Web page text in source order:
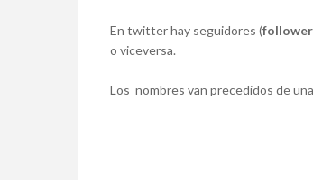
En twitter hay seguidores (
o viceversa.
Los nombres van precedidos de